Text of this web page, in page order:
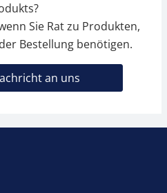
Sie Rat zu Produkten,
Bestellung benötigen.
an uns